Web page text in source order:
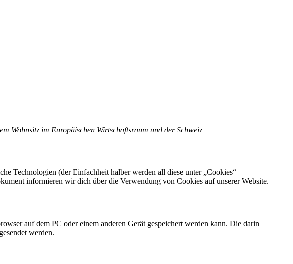
Wohnsitz im Europäischen Wirtschaftsraum und der Schweiz.
Technologien (der Einfachheit halber werden all diese unter „Cookies“
informieren wir dich über die Verwendung von Cookies auf unserer Website.
auf dem PC oder einem anderen Gerät gespeichert werden kann. Die darin
werden.